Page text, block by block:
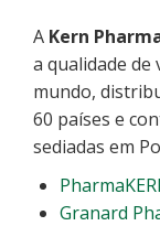
A Kern
a qualidade de
mundo,
60 países e
sediadas em
Granard